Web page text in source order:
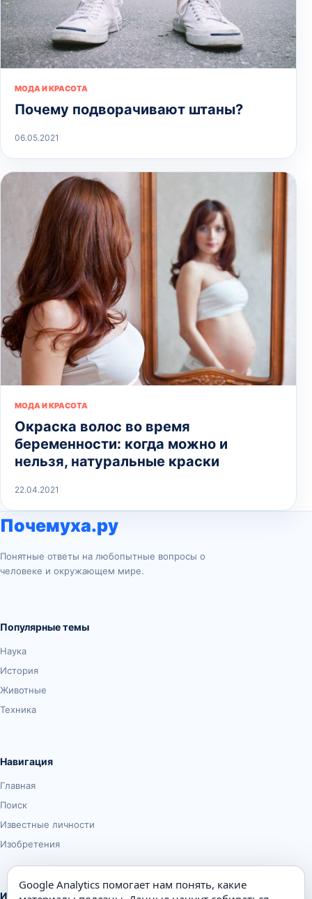
МОДА И КРАСОТА
Почему подворачивают штаны?
06.05.2021
МОДА И КРАСОТА
Окраска волос во время
беременности: когда можно и
нельзя, натуральные краски
22.04.2021
Почемуха.ру
Понятные ответы на любопытные вопросы о
человеке и окружающем мире.
Популярные темы
Наука
История
Животные
Техника
Навигация
Главная
Поиск
Известные личности
Изобретения
Информация
Google Analytics помогает нам понять, какие